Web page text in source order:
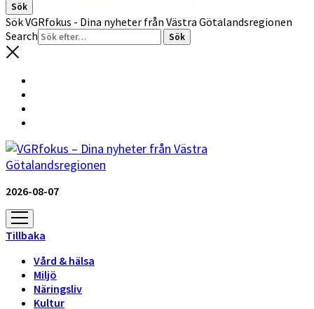
Sök
Sök VGRfokus - Dina nyheter från Västra Götalandsregionen
Search
2026-08-07
öppna
meny
Tillbaka
Vård & hälsa
Miljö
Näringsliv
Kultur